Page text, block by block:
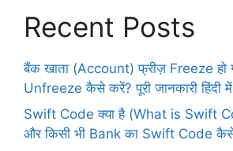
Recent Posts
बैंक खाता (Account) फ्रीज़ Freeze हो
Unfreeze कैसे करें? पूरी जानकारी हिंदी
Swift Code क्या है (What is Swift
और किसी भी Bank का Swift Code